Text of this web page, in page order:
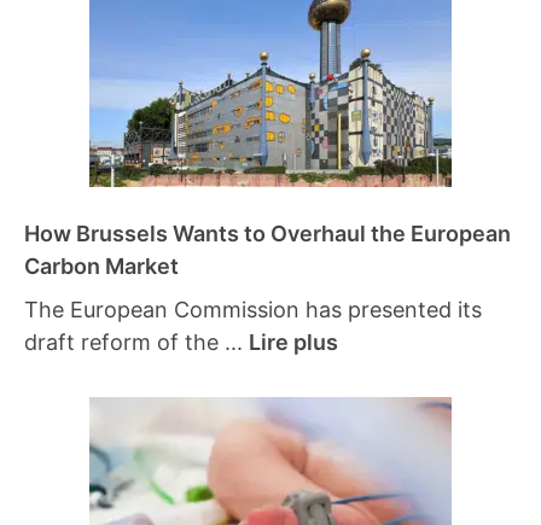
How Brussels Wants to Overhaul the European
Carbon Market
The European Commission has presented its
draft reform of the ... Lire plus